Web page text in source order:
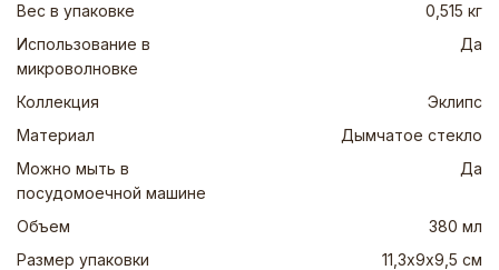
Вес в упаковке
0,515 кг
Использование в
микроволновке
Да
Коллекция
Эклипс
Материал
Дымчатое стекло
Можно мыть в
посудомоечной машине
Да
Объем
380 мл
Размер упаковки
11,3х9х9,5 см